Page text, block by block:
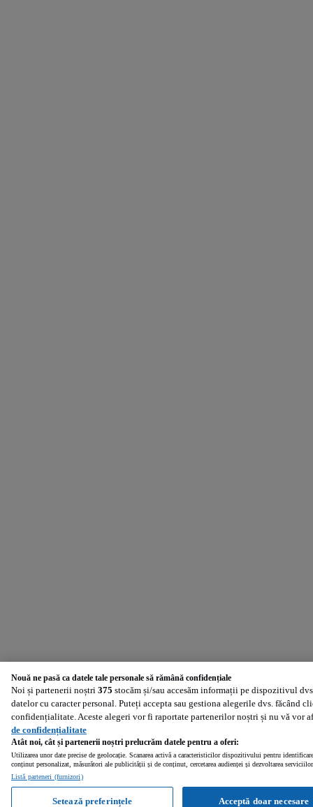
Nouă ne pasă ca datele tale personale să rămână confidențiale
Noi și partenerii noștri 375 stocăm și/sau accesăm informații pe dispozitivul
datelor cu caracter personal. Puteți accepta sau gestiona alegerile dvs. făcând
confidențialitate. Aceste alegeri vor fi raportate partenerilor noștri și nu vă vor
de confidențialitate
Atât noi, cât și partenerii noștri prelucrăm datele pentru a oferi:
Utilizarea unor date precise de geolocație. Scanarea activă a caracteristicilor dispozitivului pentru
conținut personalizat, măsurători ale publicității și de conținut, cercetarea audienței și dezvoltarea
Listă parteneri (furnizori)
Acceptă doar necesare
Setează preferințele